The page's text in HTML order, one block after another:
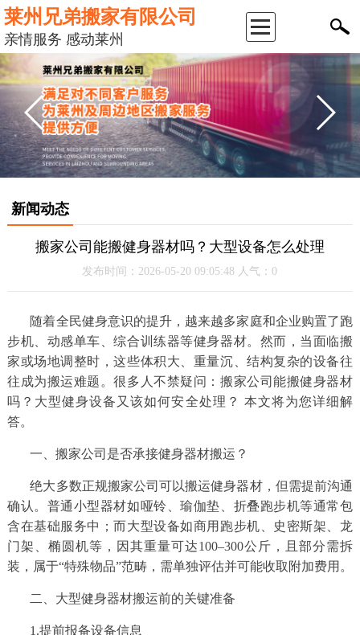
莱州兄弟搬家有限公司
亲情服务 感动莱州
返
页
司
服
务
项
服
务
新闻动态
搬家公司能搬健身器材吗？大型设备怎么处理
发布时间：2026-05-20 09:05:48 人气：0
随着全民健身意识的提升，越来越多家庭和企业购置了跑
步机、动感单车、综合训练器等健身器材。然而，当面临搬
家或场地调整时，这些体积大、重量沉、结构复杂的设备往
往成为搬运难题。很多人不禁疑问：搬家公司能搬健身器材
吗？大型健身设备又该如何安全处理？ 本文将为您详细解
答。
一、搬家公司是否承接健身器材搬运？
绝大多数正规搬家公司可以搬运健身器材，但需提前沟通
确认。普通小型器材如哑铃、瑜伽垫、折叠跑步机等通常包
含在基础服务中；而大型设备如商用跑步机、史密斯架、龙
门架、椭圆机等，因其重量可达100–300公斤，且部分需拆
装，属于“特殊物品”范畴，需单独评估并可能收取附加费用。
二、大型健身器材搬运前的关键准备
1.提前报备设备信息